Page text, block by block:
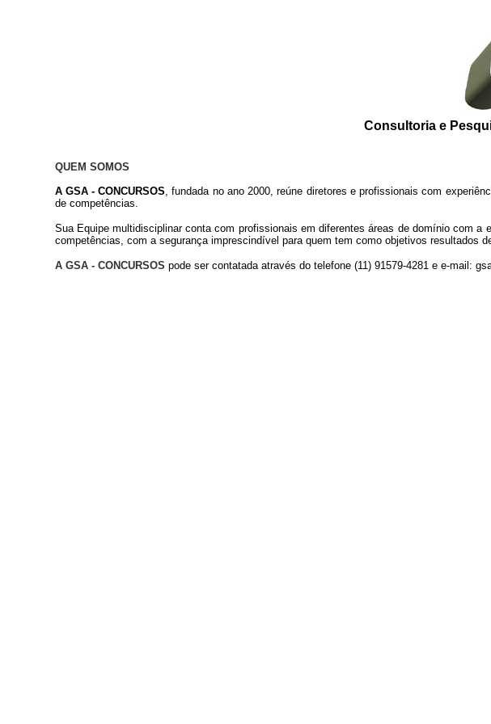
Consultoria e
QUEM SOMOS
A GSA - CONCURSOS, fundada no ano 2000, reúne diretores e profissionais com
de competências.
Sua Equipe multidisciplinar conta com profissionais em diferentes áreas de domínio com
competências, com a segurança imprescindível para quem tem como objetivos resultados
A GSA - CONCURSOS pode ser contatada através do telefone (11) 91579-4281 e e-mail: